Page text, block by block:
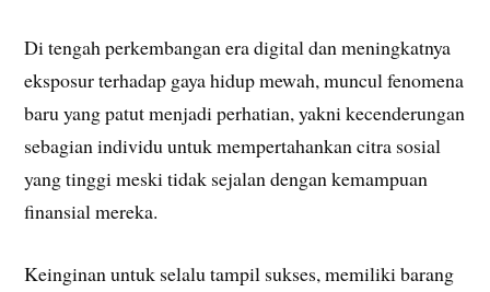
Di tengah perkembangan era digital dan meningkatnya
eksposur terhadap gaya hidup mewah, muncul fenomena
baru yang patut menjadi perhatian, yakni kecenderungan
sebagian individu untuk mempertahankan citra sosial
yang tinggi meski tidak sejalan dengan kemampuan
finansial mereka.
Keinginan untuk selalu tampil sukses, memiliki barang